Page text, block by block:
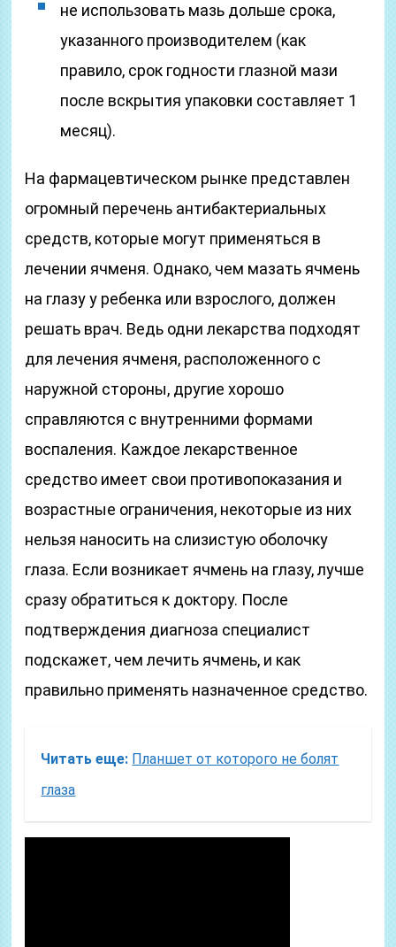
не использовать мазь дольше срока,
указанного производителем (как
правило, срок годности глазной мази
после вскрытия упаковки составляет 1
месяц).
На фармацевтическом рынке представлен
огромный перечень антибактериальных
средств, которые могут применяться в
лечении ячменя. Однако, чем мазать ячмень
на глазу у ребенка или взрослого, должен
решать врач. Ведь одни лекарства подходят
для лечения ячменя, расположенного с
наружной стороны, другие хорошо
справляются с внутренними формами
воспаления. Каждое лекарственное
средство имеет свои противопоказания и
возрастные ограничения, некоторые из них
нельзя наносить на слизистую оболочку
глаза. Если возникает ячмень на глазу, лучше
сразу обратиться к доктору. После
подтверждения диагноза специалист
подскажет, чем лечить ячмень, и как
правильно применять назначенное средство.
Читать еще: Планшет от которого не болят
глаза